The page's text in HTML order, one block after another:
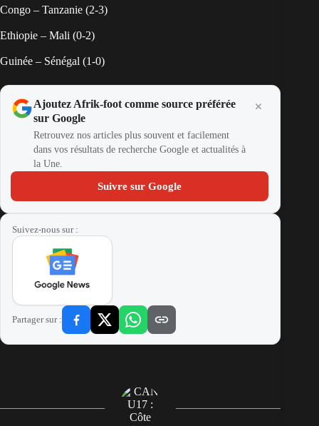
Congo – Tanzanie (2-3)
Ethiopie – Mali (0-2)
Guinée – Sénégal (1-0)
Ajoutez Afrik-foot comme source préférée
sur Google
Retrouvez nos articles plus souvent et facilement
dans vos résultats de recherche Google et actualités à
la Une.
Suivre sur Google
Suivez-nous sur :
Partager sur :